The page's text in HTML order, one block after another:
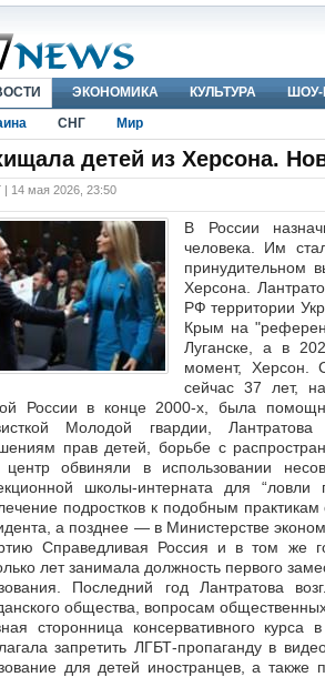
ЭКОНОМИКА КУЛЬТУРА
СНГ Мир
детей из Херсона.
14 мая 2026, 23:50
В России
человека. Им
принудительном
Херсона.
РФ территории
Крым на
Луганске, а в
момент, Херсон.
сейчас 37 лет,
России в конце 2000-х, была
Молодой гвардии,
прав детей, борьбе с
центр обвиняли в использовании
школы-интерната для
подростков к подобным
а позднее — в Министерстве
Справедливая Россия и в том же
лет занимала должность первого
Последний год Лантратова
общества, вопросам
сторонница консервативного
запретить ЛГБТ-пропаганду в
для детей иностранцев, а